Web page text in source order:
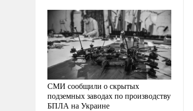
СМИ сообщили о скрытых
подземных заводах по производству
БПЛА на Украине